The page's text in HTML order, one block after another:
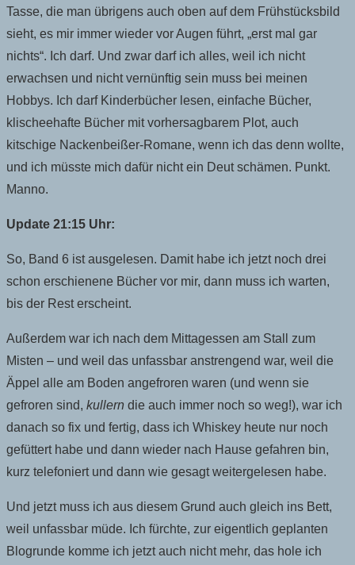
Tasse, die man übrigens auch oben auf dem Frühstücksbild
sieht, es mir immer wieder vor Augen führt, „erst mal gar
nichts“. Ich darf. Und zwar darf ich alles, weil ich nicht
erwachsen und nicht vernünftig sein muss bei meinen
Hobbys. Ich darf Kinderbücher lesen, einfache Bücher,
klischeehafte Bücher mit vorhersagbarem Plot, auch
kitschige Nackenbeißer-Romane, wenn ich das denn wollte,
und ich müsste mich dafür nicht ein Deut schämen. Punkt.
Manno.
Update 21:15 Uhr:
So, Band 6 ist ausgelesen. Damit habe ich jetzt noch drei
schon erschienene Bücher vor mir, dann muss ich warten,
bis der Rest erscheint.
Außerdem war ich nach dem Mittagessen am Stall zum
Misten – und weil das unfassbar anstrengend war, weil die
Äppel alle am Boden angefroren waren (und wenn sie
gefroren sind, kullern die auch immer noch so weg!), war ich
danach so fix und fertig, dass ich Whiskey heute nur noch
gefüttert habe und dann wieder nach Hause gefahren bin,
kurz telefoniert und dann wie gesagt weitergelesen habe.
Und jetzt muss ich aus diesem Grund auch gleich ins Bett,
weil unfassbar müde. Ich fürchte, zur eigentlich geplanten
Blogrunde komme ich jetzt auch nicht mehr, das hole ich